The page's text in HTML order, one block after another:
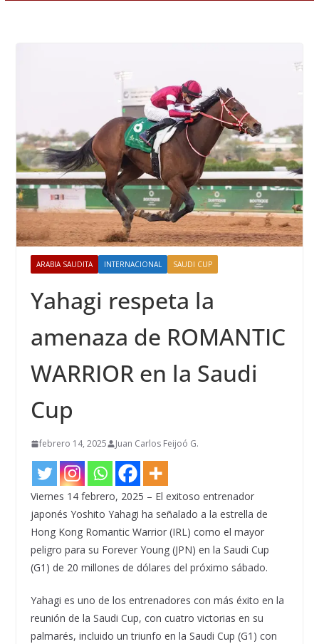
ARABIA SAUDITA INTERNACIONAL SAUDI CUP
Yahagi respeta la
amenaza de ROMANTIC
WARRIOR en la Saudi
Cup
febrero 14, 2025 Juan Carlos Feijoó G.
Viernes 14 febrero, 2025 – El exitoso entrenador
japonés Yoshito Yahagi ha señalado a la estrella de
Hong Kong Romantic Warrior (IRL) como el mayor
peligro para su Forever Young (JPN) en la Saudi Cup
(G1) de 20 millones de dólares del próximo sábado.
Yahagi es uno de los entrenadores con más éxito en la
reunión de la Saudi Cup, con cuatro victorias en su
palmarés, incluido un triunfo en la Saudi Cup (G1) con